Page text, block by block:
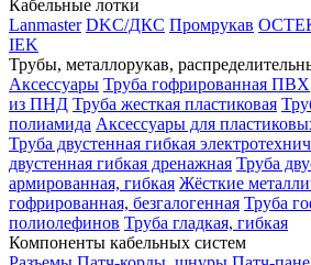
Кабельные лотки
Lanmaster DKC/ДКС Промрукав
IEK
Трубы, металлорукав,
Аксессуары Труба гофрированная ПВХ
из ПНД Труба жесткая пластиковая
полиамида Аксессуары для
Труба двустенная гибкая
двустенная гибкая дренажная Труба
армированная, гибкая Жёсткие
гофрированная, безгалогенная Труба
полиолефинов Труба гладкая, гибкая
Компоненты кабельных систем